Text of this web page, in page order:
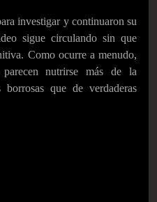
investigar y continuaron su
sigue circulando sin que
Como ocurre a menudo,
parecen nutrirse más de la
borrosas que de verdaderas